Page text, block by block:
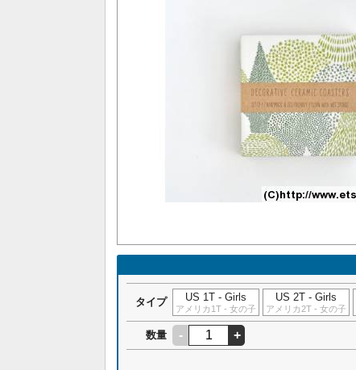
タイプ US 1T - Girls
アメリカ1T - 女の子
US 2T - Girls
アメリカ2T - 女の子
数量 - +